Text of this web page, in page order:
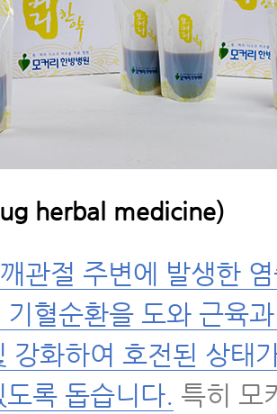
herbal medicine)
관절 주변에 발생한
혈순환을 도와 근육
강화하여 호전된 상태
록 돕습니다. 특히 모